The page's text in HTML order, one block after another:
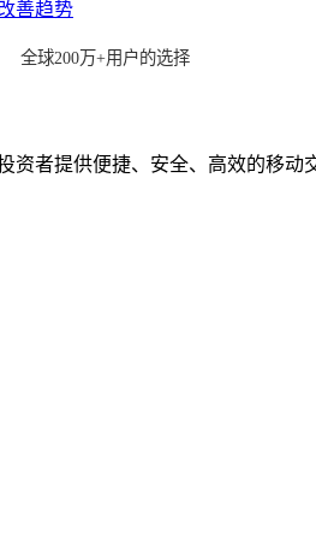
善趋势
全球200万+用户的选择
资者提供便捷、安全、高效的移动